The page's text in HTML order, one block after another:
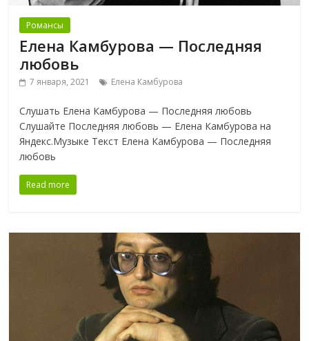
Романсы
Елена Камбурова — Последняя
любовь
7 января, 2021 Елена Камбурова
Слушать Елена Камбурова — Последняя любовь
Слушайте Последняя любовь — Елена Камбурова на
Яндекс.Музыке Текст Елена Камбурова — Последняя
любовь
Read more